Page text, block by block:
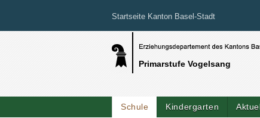
Startseite Kanton Basel-Stadt
Primarstufe Vogelsang
Schule Kindergarten